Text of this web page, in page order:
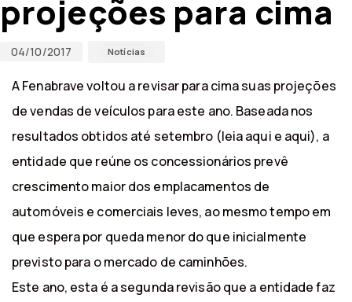
projeções para cima
04/10/2017 Notícias
A Fenabrave voltou a revisar para cima suas projeções
de vendas de veículos para este ano. Baseada nos
resultados obtidos até setembro (leia aqui e aqui), a
entidade que reúne os concessionários prevê
crescimento maior dos emplacamentos de
automóveis e comerciais leves, ao mesmo tempo em
que espera por queda menor do que inicialmente
previsto para o mercado de caminhões.
Este ano, esta é a segunda revisão que a entidade faz